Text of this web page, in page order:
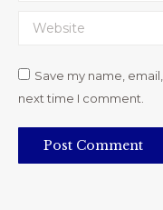
Website
Save my name,
next time I comment.
Post Comment